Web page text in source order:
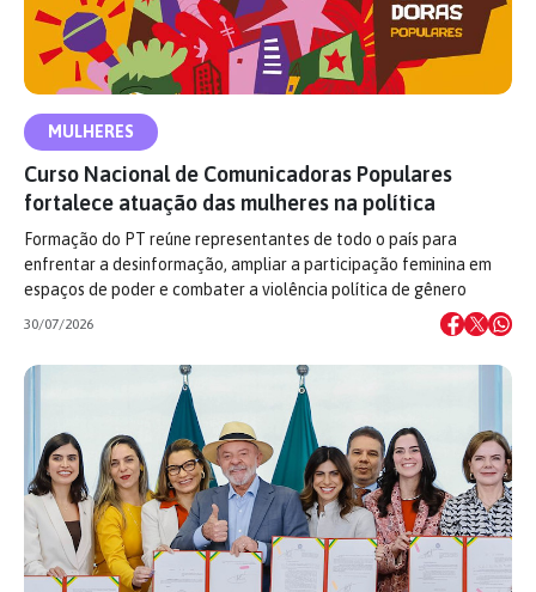
MULHERES
Curso Nacional de Comunicadoras Populares
fortalece atuação das mulheres na política
Formação do PT reúne representantes de todo o país para
enfrentar a desinformação, ampliar a participação feminina em
espaços de poder e combater a violência política de gênero
30/07/2026